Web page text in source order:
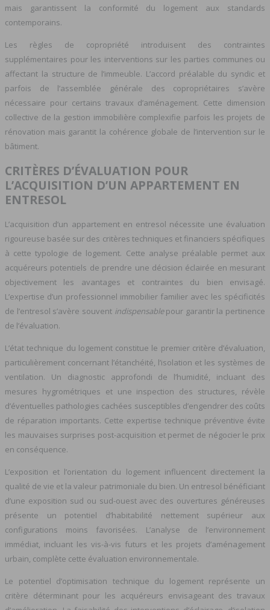
mais garantissent la conformité du logement aux standards
contemporains.
Les règles de copropriété introduisent des contraintes
supplémentaires pour les interventions sur les parties communes ou
affectant la structure de l’immeuble. L’accord préalable du syndic et
parfois de l’assemblée générale des copropriétaires s’avère
nécessaire pour certains travaux d’aménagement. Cette dimension
collective de la gestion immobilière complexifie parfois les projets de
rénovation mais garantit la cohérence globale de l’intervention sur le
bâtiment.
CRITÈRES D’ÉVALUATION POUR
L’ACQUISITION D’UN APPARTEMENT EN
ENTRESOL
L’acquisition d’un appartement en entresol nécessite une évaluation
rigoureuse basée sur des critères techniques et financiers spécifiques
à cette typologie de logement. Cette analyse préalable permet aux
acquéreurs potentiels de prendre une décision éclairée en mesurant
objectivement les avantages et contraintes du bien envisagé.
L’expertise d’un professionnel immobilier familier avec les spécificités
de l’entresol s’avère souvent indispensablepour garantir la pertinence
de l’évaluation.
L’état technique du logement constitue le premier critère d’évaluation,
particulièrement concernant l’étanchéité, l’isolation et les systèmes de
ventilation. Un diagnostic approfondi de l’humidité, incluant des
mesures hygrométriques et une inspection des structures, révèle
d’éventuelles pathologies cachées susceptibles d’engendrer des coûts
de réparation importants. Cette expertise technique préventive évite
les mauvaises surprises post-acquisition et permet de négocier le prix
en conséquence.
L’exposition et l’orientation du logement influencent directement la
qualité de vie et la valeur patrimoniale du bien. Un entresol bénéficiant
d’une exposition sud ou sud-ouest avec des ouvertures généreuses
présente un potentiel d’habitabilité nettement supérieur aux
configurations moins favorisées. L’analyse de l’environnement
immédiat, incluant les vis-à-vis futurs et les projets d’aménagement
urbain, complète cette évaluation environnementale.
Le potentiel d’optimisation technique du logement représente un
critère déterminant pour les acquéreurs envisageant des travaux